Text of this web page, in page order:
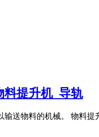
料提升机_导轨
送物料的机械。 物料